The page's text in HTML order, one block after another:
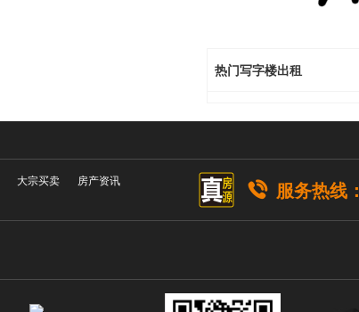
热门写字楼出租
大宗买卖
房产资讯
 服务热线：